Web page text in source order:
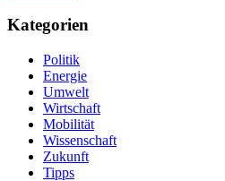
Kategorien
Politik
Energie
Umwelt
Wirtschaft
Mobilität
Wissenschaft
Zukunft
Tipps